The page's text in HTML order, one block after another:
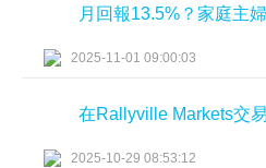
月回報13.5%？家庭主
2025-11-01 09:00:03
在Rallyville Markets交
2025-10-29 08:53:12